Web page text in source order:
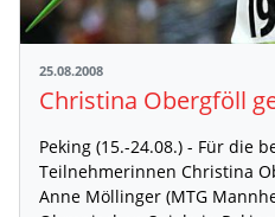
25.08.2008
Peking (15.-24.08.) - Für die
Teilnehmerinnen Christina
Anne Möllinger (MTG